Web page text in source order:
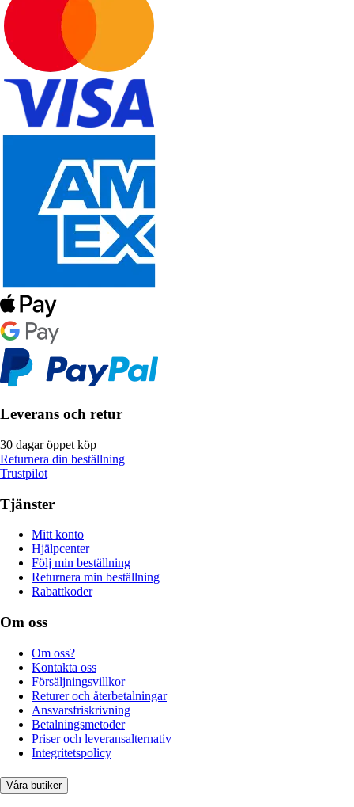
Leverans och retur
30 dagar öppet köp
Returnera din beställning
Trustpilot
Tjänster
Mitt konto
Hjälpcenter
Följ min beställning
Returnera min beställning
Rabattkoder
Om oss
Om oss?
Kontakta oss
Försäljningsvillkor
Returer och återbetalningar
Ansvarsfriskrivning
Betalningsmetoder
Priser och leveransalternativ
Integritetspolicy
Våra butiker